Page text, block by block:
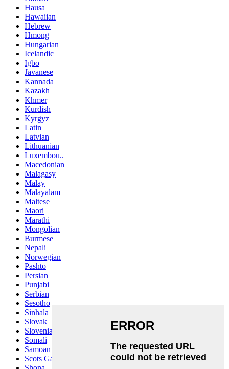
Hausa
Hawaiian
Hebrew
Hmong
Hungarian
Icelandic
Igbo
Javanese
Kannada
Kazakh
Khmer
Kurdish
Kyrgyz
Latin
Latvian
Lithuanian
Luxembou..
Macedonian
Malagasy
Malay
Malayalam
Maltese
Maori
Marathi
Mongolian
Burmese
Nepali
Norwegian
Pashto
Persian
Punjabi
Serbian
Sesotho
Sinhala
Slovak
Slovenian
Somali
Samoan
Scots Gaelic